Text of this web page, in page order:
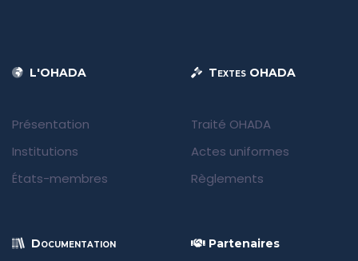
L'OHADA
Présentation
Institutions
États-membres
Textes OHADA
Traité OHADA
Actes uniformes
Règlements
Documentation Partenaires